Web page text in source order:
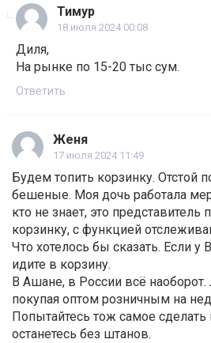
Тимур
18 июля 2024 00:08
Диля,
На рынке по 15-20 тыс сум.
Ответить
Женя
17 июля 2024 11:49
Будем топить корзинку. Отстой
бешеные. Моя дочь работала
кто не знает, это представитель
корзинку, с функцией
Что хотелось бы сказать. Если у
идите в корзину.
В Ашане, в России всё
покупая оптом розничным на
Попытайтесь тож самое сделать
останетесь без штанов.